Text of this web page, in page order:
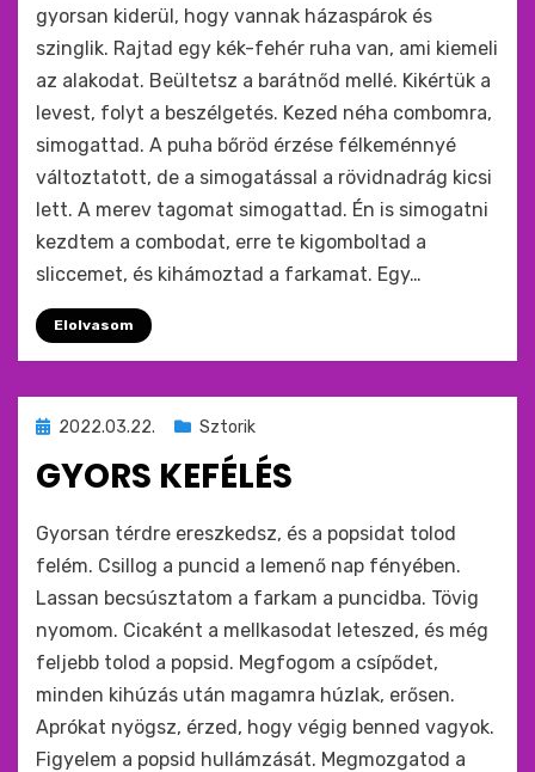
gyorsan kiderül, hogy vannak házaspárok és
szinglik. Rajtad egy kék-fehér ruha van, ami kiemeli
az alakodat. Beültetsz a barátnőd mellé. Kikértük a
levest, folyt a beszélgetés. Kezed néha combomra,
simogattad. A puha bőröd érzése félkeménnyé
változtatott, de a simogatással a rövidnadrág kicsi
lett. A merev tagomat simogattad. Én is simogatni
kezdtem a combodat, erre te kigomboltad a
sliccemet, és kihámoztad a farkamat. Egy…
Elolvasom
Beküldve
:
2022.03.22. Sztorik
GYORS KEFÉLÉS
monkey
Gyorsan térdre ereszkedsz, és a popsidat tolod
felém. Csillog a puncid a lemenő nap fényében.
Lassan becsúsztatom a farkam a puncidba. Tövig
nyomom. Cicaként a mellkasodat leteszed, és még
feljebb tolod a popsid. Megfogom a csípődet,
minden kihúzás után magamra húzlak, erősen.
Aprókat nyögsz, érzed, hogy végig benned vagyok.
Figyelem a popsid hullámzását. Megmozgatod a